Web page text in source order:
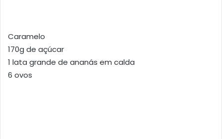
Caramelo
170g de açúcar
1 lata grande de ananás em calda
6 ovos